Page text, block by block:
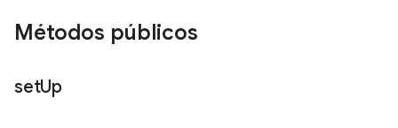
Métodos públicos
setUp